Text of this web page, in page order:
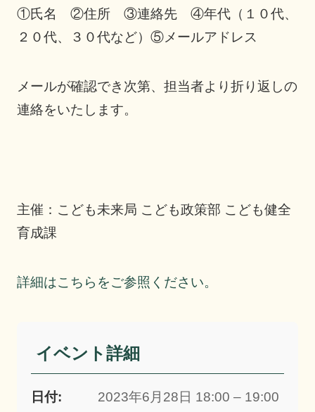
①氏名 ②住所 ③連絡先 ④年代（１０代、
２０代、３０代など）⑤メールアドレス
メールが確認でき次第、担当者より折り返しの
連絡をいたします。
主催：こども未来局 こども政策部 こども健全
育成課
詳細はこちらをご参照ください。
イベント詳細
日付: 2023年6月28日 18:00 – 19:00